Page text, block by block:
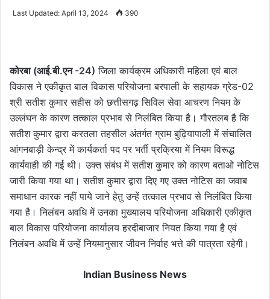
Last Updated: April 13, 2024 390
कोरबा (आई.बी.एन -24) जिला कार्यक्रम अधिकारी महिला एवं बाल
विकास ने एकीकृत बाल विकास परियोजना बरपाली के सहायक ग्रेड-02
श्री सतीश कुमार सहीस को छत्तीसगढ़ सिविल सेवा आचरण नियम के
उल्लंघन के कारण तत्काल प्रभाव से निलंबित किया है। गौरतलब है कि
सतीश कुमार द्वारा करतला तहसील अंतर्गत ग्राम बुढ़ियापाली में संचालित
आंगनबाड़ी केन्द्र में कार्यकर्ता पद पर भर्ती प्रक्रिया में नियम विरूद्ध
कार्यवाही की गई थी। उक्त संबंध में सतीश कुमार को कारण बताओ नोटिस
जारी किया गया था। सतीश कुमार द्वारा दिए गए उक्त नोटिस का जवाब
समाधान कारक नहीं पाये जाने हेतु उन्हें तत्काल प्रभाव से निलंबित किया
गया है। निलंबन अवधि में उनका मुख्यालय परियोजना अधिकारी एकीकृत
बाल विकास परियोजना कार्यालय हरदीबाजार नियत किया गया है एवं
निलंबन अवधि में उन्हें नियमानुसार जीवन निर्वाह भत्ते की पात्रता रहेगी।
Indian Business News